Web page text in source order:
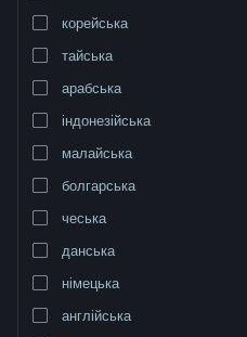
Переглянути повну версію
корейська
тайська
арабська
індонезійська
малайська
болгарська
чеська
данська
німецька
англійська